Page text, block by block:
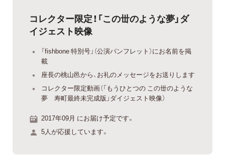
コレクター限定！「この丗のような夢」ダ
イジェスト映像
「fishbone 特別号」（公演パンフレット）にお名前を掲
載
座長の桃山邑から、お礼のメッセージをお送りします
コレクター限定動画（「もうひとつの この丗のような
夢 寿町最終未完成版」ダイジェスト映像）
2017年09月 にお届け予定です。
5人が応援しています。